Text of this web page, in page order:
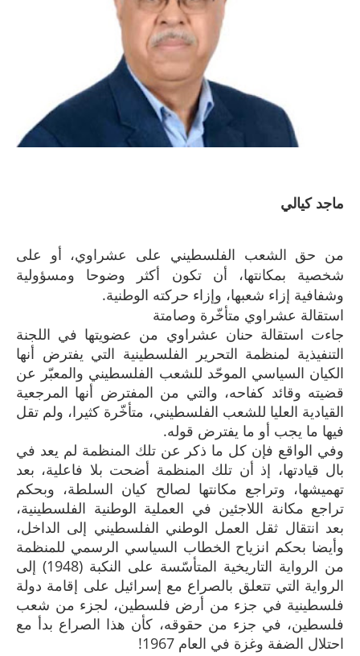
ماجد كيالي
من حق الشعب الفلسطيني على عشراوي، أو على
شخصية بمكانتها، أن تكون أكثر وضوحا ومسؤولية
وشفافية إزاء شعبها، وإزاء حركته الوطنية.
استقالة عشراوي متأخّرة وصامتة
جاءت استقالة حنان عشراوي من عضويتها في اللجنة
التنفيذية لمنظمة التحرير الفلسطينية التي يفترض أنها
الكيان السياسي الموحّد للشعب الفلسطيني والمعبّر عن
قضيته وقائد كفاحه، والتي من المفترض أنها المرجعية
القيادية العليا للشعب الفلسطيني، متأخّرة كثيرا، ولم تقل
فيها ما يجب أو ما يفترض قوله.
وفي الواقع فإن كل ما ذكر عن تلك المنظمة لم يعد في
بال قيادتها، إذ أن تلك المنظمة أضحت بلا فاعلية، بعد
تهميشها، وتراجع مكانتها لصالح كيان السلطة، وبحكم
تراجع مكانة اللاجئين في العملية الوطنية الفلسطينية،
بعد انتقال ثقل العمل الوطني الفلسطيني إلى الداخل،
وأيضا بحكم انزياح الخطاب السياسي الرسمي للمنظمة
من الرواية التاريخية المتأسّسة على النكبة (1948) إلى
الرواية التي تتعلق بالصراع مع إسرائيل على إقامة دولة
فلسطينية في جزء من أرض فلسطين، لجزء من شعب
فلسطين، في جزء من حقوقه، كأن هذا الصراع بدأ مع
احتلال الضفة وغزة في العام 1967!